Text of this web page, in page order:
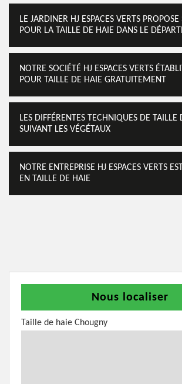
LE JARDINER HJ ESPACES VERTS PROPOSE
POUR LA TAILLE DE HAIE DANS LE
NOTRE SOCIÉTÉ HJ ESPACES VERTS
POUR TAILLE DE HAIE GRATUITEMENT
LES DIFFÉRENTES TECHNIQUES DE TAILLE
SUIVANT LES VÉGÉTAUX
NOTRE ENTREPRISE HJ ESPACES VERTS
EN TAILLE DE HAIE
Nous localiser
Taille de haie Chougny